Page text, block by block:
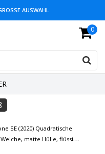
AUSWAHL
0
SE (2020) Quadratische
matte Hülle, flüssige